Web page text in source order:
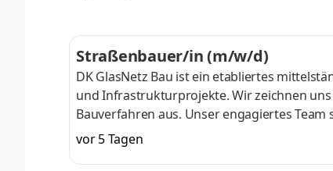
Straßenbauer/in (m/w/d)
DK GlasNetz Bau ist ein etabliertes
und Infrastrukturprojekte. Wir zeichnen
Bauverfahren aus. Unser engagiertes
Bauvorhaben termingerecht und
Teamgeist und kontinuierliche
vor 5 Tagen